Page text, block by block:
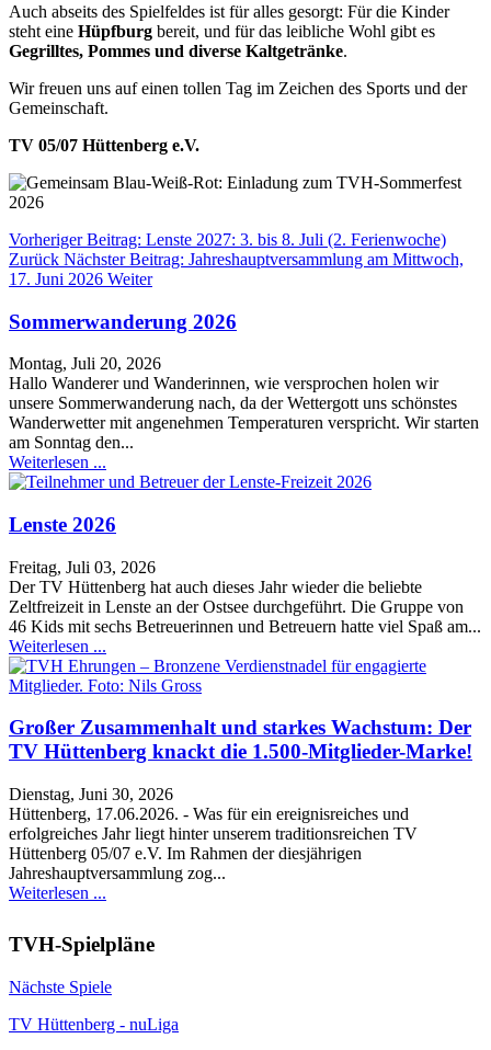
Auch abseits des Spielfeldes ist für alles gesorgt: Für die Kinder
steht eine Hüpfburg bereit, und für das leibliche Wohl gibt es
Gegrilltes, Pommes und diverse Kaltgetränke.
Wir freuen uns auf einen tollen Tag im Zeichen des Sports und der
Gemeinschaft.
TV 05/07 Hüttenberg e.V.
Vorheriger Beitrag: Lenste 2027: 3. bis 8. Juli (2. Ferienwoche)
Zurück Nächster Beitrag: Jahreshauptversammlung am Mittwoch,
17. Juni 2026 Weiter
Sommerwanderung 2026
Montag, Juli 20, 2026
Hallo Wanderer und Wanderinnen, wie versprochen holen wir
unsere Sommerwanderung nach, da der Wettergott uns schönstes
Wanderwetter mit angenehmen Temperaturen verspricht. Wir starten
am Sonntag den...
Weiterlesen ...
Lenste 2026
Freitag, Juli 03, 2026
Der TV Hüttenberg hat auch dieses Jahr wieder die beliebte
Zeltfreizeit in Lenste an der Ostsee durchgeführt. Die Gruppe von
46 Kids mit sechs Betreuerinnen und Betreuern hatte viel Spaß am...
Weiterlesen ...
Großer Zusammenhalt und starkes Wachstum: Der
TV Hüttenberg knackt die 1.500-Mitglieder-Marke!
Dienstag, Juni 30, 2026
Hüttenberg, 17.06.2026. - Was für ein ereignisreiches und
erfolgreiches Jahr liegt hinter unserem traditionsreichen TV
Hüttenberg 05/07 e.V. Im Rahmen der diesjährigen
Jahreshauptversammlung zog...
Weiterlesen ...
TVH-Spielpläne
Nächste Spiele
TV Hüttenberg - nuLiga